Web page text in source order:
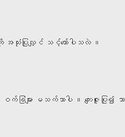
သုံးပြုလျှင် သင့်တော်ပါသလဲ ။
များ မသက်သာပါ ။ ကျေးဇူးပြု၍